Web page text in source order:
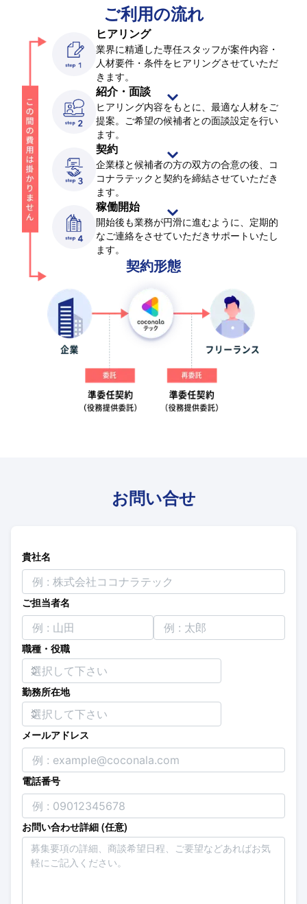
ご利用の流れ
ヒアリング
業界に精通した専任スタッフが案件内容・
人材要件・条件をヒアリングさせていただ
きます。
紹介・面談
ヒアリング内容をもとに、最適な人材をご
提案。ご希望の候補者との面談設定を行い
ます。
契約
企業様と候補者の方の双方の合意の後、コ
コナラテックと契約を締結させていただき
ます。
稼働開始
開始後も業務が円滑に進むように、定期的
なご連絡をさせていただきサポートいたし
ます。
契約形態
お問い合せ
貴社名
ご担当者名
職種・役職
勤務所在地
メールアドレス
電話番号
お問い合わせ詳細 (任意)